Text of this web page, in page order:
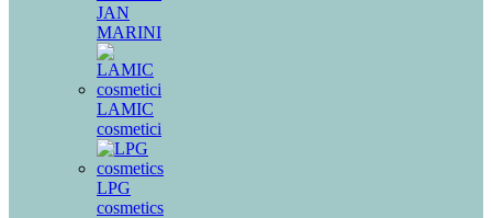
JAN
MARINI
LAMIC
cosmetici
LPG
cosmetics